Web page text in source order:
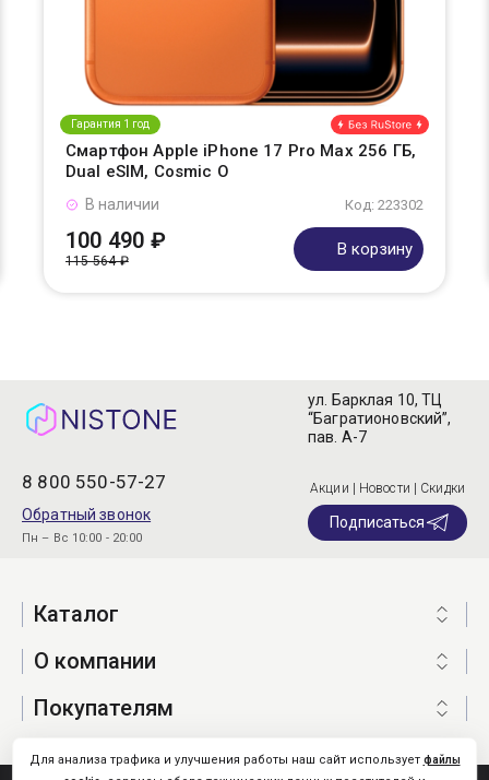
Гарантия 1 год
Смартфон Apple iPhone 17 Pro Max 256 ГБ,
Dual eSIM, Cosmic O
Код: 223302
В наличии
100 490 ₽
115 564 ₽
В корзину
8 800 550-57-27
Обратный звонок
Пн – Вс 10:00 - 20:00
ул. Барклая 10, ТЦ
“Багратионовский”,
пав. А-7
Акции | Новости | Скидки
Подписаться
Каталог
О компании
Покупателям
Для анализа трафика и улучшения работы наш сайт использует файлы